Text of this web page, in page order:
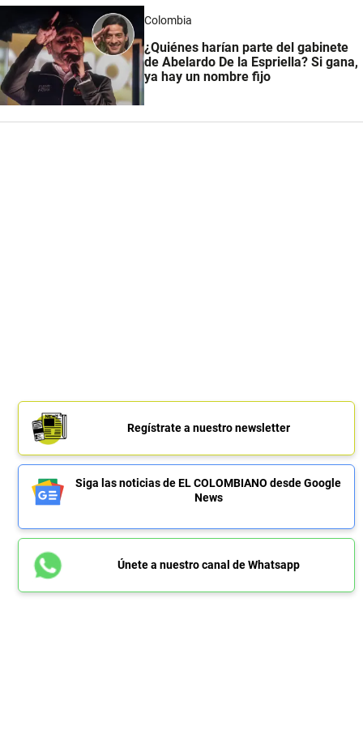
Colombia
¿Quiénes harían parte del gabinete
de Abelardo De la Espriella? Si gana,
ya hay un nombre fijo
Regístrate a nuestro newsletter
Siga las noticias de EL COLOMBIANO desde Google
News
Únete a nuestro canal de Whatsapp